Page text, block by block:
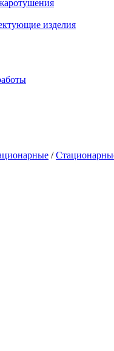
изделия
/